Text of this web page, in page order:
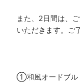
また、2日間は、
いただきます。ご
①和風オード